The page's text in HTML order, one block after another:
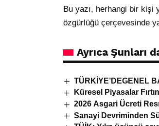
Bu yazı, herhangi bir kişi
özgürlüğü çerçevesinde
Ayrıca Şunları
TÜRKİYE’DEGENEL
Küresel Piyasalar
2026 Asgari Ücreti
Sanayi Devriminden